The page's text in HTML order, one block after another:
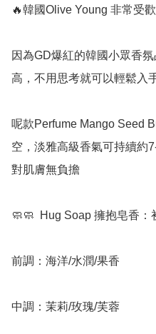
🔥韓國Olive Young 非常受
因為GD爆紅的韓國小眾香
高，不用思考就可以輕鬆入
呢款Perfume Mango Seed
空，淡雅高級香氣可持續約
對肌膚無負擔
🧼🧼  Hug Soap 擁抱皂香
前調：海洋/水潤/果香
中調：茉莉/玫瑰/芙蓉